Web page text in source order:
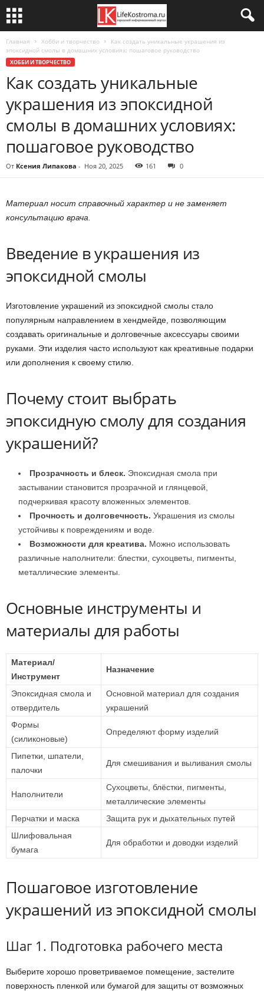
Главная Хобби и творчество
Как создать уникальные украшения из
эпоксидной смолы в домашних условиях: пошаговое руководство
ХОББИ И ТВОРЧЕСТВО
Как создать уникальные
украшения из эпоксидной
смолы в домашних условиях:
пошаговое руководство
От Ксения Липакова - Ноя 20, 2025 161 0
Материал носит справочный характер и не заменяет
консультацию врача.
Введение в украшения из
эпоксидной смолы
Изготовление украшений из эпоксидной смолы стало
популярным направлением в хендмейде, позволяющим
создавать оригинальные и долговечные аксессуары своими
руками. Эти изделия часто используют как креативные подарки
или дополнения к своему стилю.
Почему стоит выбрать
эпоксидную смолу для создания
украшений?
Прозрачность и блеск. Эпоксидная смола при
застывании становится прозрачной и глянцевой,
подчеркивая красоту вложенных элементов.
Прочность и долговечность. Украшения из смолы
устойчивы к повреждениям и воде.
Возможности для креатива. Можно использовать
различные наполнители: блестки, сухоцветы, пигменты,
металлические элементы.
Основные инструменты и
материалы для работы
Материал/
Инструмент
Назначение
Эпоксидная смола и
отвердитель
Основной материал для создания
украшений
Формы
(силиконовые)
Определяют форму изделий
Пипетки, шпатели,
палочки
Для смешивания и выливания смолы
Наполнители
Сухоцветы, блёстки, пигменты,
металлические элементы
Перчатки и маска
Защита рук и дыхательных путей
Шлифовальная
бумага
Для обработки и доводки изделий
Пошаговое изготовление
украшений из эпоксидной смолы
Шаг 1. Подготовка рабочего места
Выберите хорошо проветриваемое помещение, застелите
поверхность пленкой или бумагой для защиты от возможных